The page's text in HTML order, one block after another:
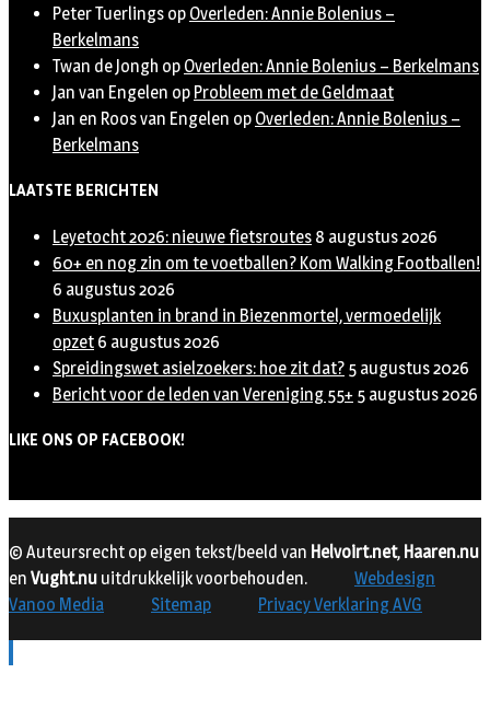
Peter Tuerlings op Overleden: Annie Bolenius –
Berkelmans
Twan de Jongh op Overleden: Annie Bolenius – Berkelmans
Jan van Engelen op Probleem met de Geldmaat
Jan en Roos van Engelen op Overleden: Annie Bolenius –
Berkelmans
LAATSTE BERICHTEN
Leyetocht 2026: nieuwe fietsroutes 8 augustus 2026
60+ en nog zin om te voetballen? Kom Walking Footballen!
6 augustus 2026
Buxusplanten in brand in Biezenmortel, vermoedelijk
opzet 6 augustus 2026
Spreidingswet asielzoekers: hoe zit dat? 5 augustus 2026
Bericht voor de leden van Vereniging 55+ 5 augustus 2026
LIKE ONS OP FACEBOOK!
© Auteursrecht op eigen tekst/beeld van Helvoirt.net, Haaren.nu
en Vught.nu uitdrukkelijk voorbehouden.
Webdesign
Vanoo Media
Sitemap Privacy Verklaring AVG